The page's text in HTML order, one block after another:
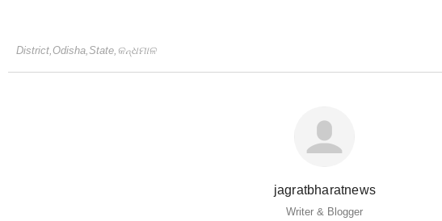
District Odisha State କନ୍ଧମାଳ
jagratbharatnews
Writer & Blogger